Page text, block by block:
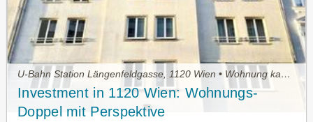
U-Bahn Station Längenfeldgasse, 1120 Wien • Wohnung kaufen
Investment in 1120 Wien: Wohnungs-
Doppel mit Perspektive